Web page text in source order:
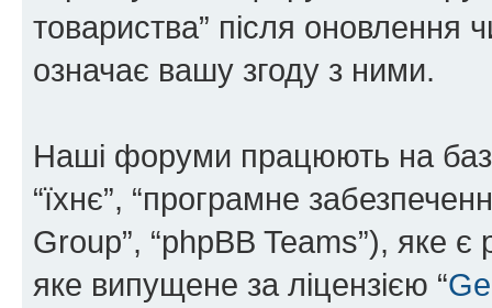
товариства” після оновлення
означає вашу згоду з ними.
Наші форуми працюють на
“їхнє”, “програмне
Group”, “phpBB Teams”), яке
яке випущене за ліцензією “